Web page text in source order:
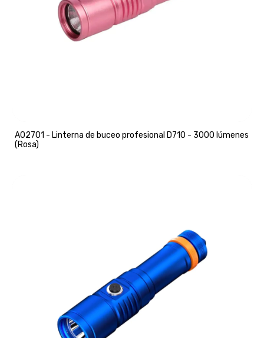
A02701 - Linterna de buceo profesional D710 - 3000 lúmenes
(Rosa)